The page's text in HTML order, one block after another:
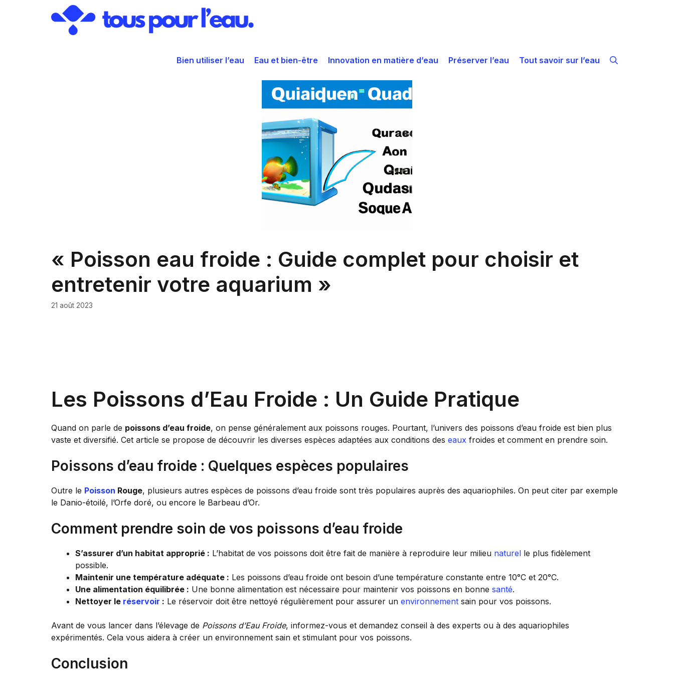
Bien utiliser l’eau Eau et bien-être Innovation en matière d’eau Préserver l’eau Tout savoir sur l’eau
« Poisson eau froide : Guide complet pour choisir et
entretenir votre aquarium »
21 août 2023
Les Poissons d’Eau Froide : Un Guide Pratique
Quand on parle de poissons d’eau froide, on pense généralement aux poissons rouges. Pourtant, l’univers des poissons d’eau froide est bien plus
vaste et diversifié. Cet article se propose de découvrir les diverses espèces adaptées aux conditions des eaux froides et comment en prendre soin.
Poissons d’eau froide : Quelques espèces populaires
Outre le Poisson Rouge, plusieurs autres espèces de poissons d’eau froide sont très populaires auprès des aquariophiles. On peut citer par exemple
le Danio-étoilé, l’Orfe doré, ou encore le Barbeau d’Or.
Comment prendre soin de vos poissons d’eau froide
S’assurer d’un habitat approprié : L’habitat de vos poissons doit être fait de manière à reproduire leur milieu naturel le plus fidèlement
possible.
Maintenir une température adéquate : Les poissons d’eau froide ont besoin d’une température constante entre 10°C et 20°C.
Une alimentation équilibrée : Une bonne alimentation est nécessaire pour maintenir vos poissons en bonne santé.
Nettoyer le réservoir : Le réservoir doit être nettoyé régulièrement pour assurer un environnement sain pour vos poissons.
Avant de vous lancer dans l’élevage de Poissons d’Eau Froide, informez-vous et demandez conseil à des experts ou à des aquariophiles
expérimentés. Cela vous aidera à créer un environnement sain et stimulant pour vos poissons.
Conclusion